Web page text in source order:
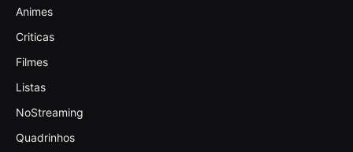
Animes
Criticas
Filmes
Listas
NoStreaming
Quadrinhos